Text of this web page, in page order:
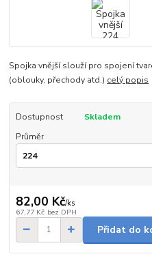
Spojka vnější slouží pro spojení
(oblouky, přechody atd.) celý popis
Dostupnost
Skladem
Průměr
82,00 Kč/ks
67,77 Kč bez DPH
Přidat do